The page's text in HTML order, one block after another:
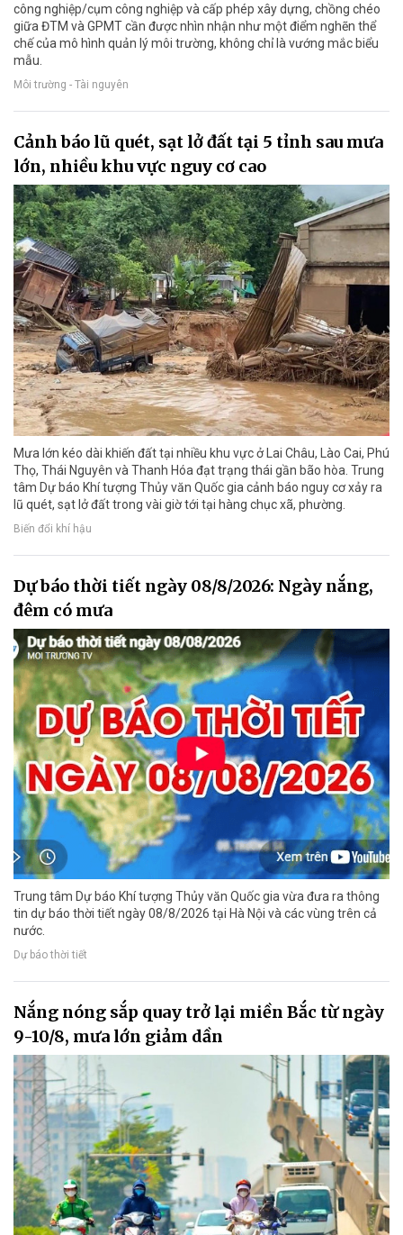
công nghiệp/cụm công nghiệp và cấp phép xây dựng, chồng chéo
giữa ĐTM và GPMT cần được nhìn nhận như một điểm nghẽn thể
chế của mô hình quản lý môi trường, không chỉ là vướng mắc biểu
mẫu.
Môi trường - Tài nguyên
Cảnh báo lũ quét, sạt lở đất tại 5 tỉnh sau mưa
lớn, nhiều khu vực nguy cơ cao
Mưa lớn kéo dài khiến đất tại nhiều khu vực ở Lai Châu, Lào Cai, Phú
Thọ, Thái Nguyên và Thanh Hóa đạt trạng thái gần bão hòa. Trung
tâm Dự báo Khí tượng Thủy văn Quốc gia cảnh báo nguy cơ xảy ra
lũ quét, sạt lở đất trong vài giờ tới tại hàng chục xã, phường.
Biến đổi khí hậu
Dự báo thời tiết ngày 08/8/2026: Ngày nắng,
đêm có mưa
Trung tâm Dự báo Khí tượng Thủy văn Quốc gia vừa đưa ra thông
tin dự báo thời tiết ngày 08/8/2026 tại Hà Nội và các vùng trên cả
nước.
Dự báo thời tiết
Nắng nóng sắp quay trở lại miền Bắc từ ngày
9-10/8, mưa lớn giảm dần